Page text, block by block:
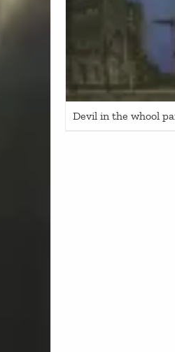
Devil in the whool